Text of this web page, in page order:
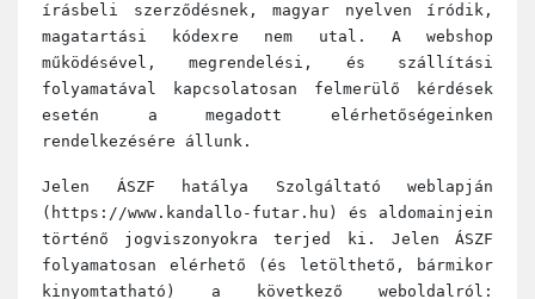
írásbeli szerződésnek, magyar nyelven íródik,
magatartási kódexre nem utal. A webshop
működésével, megrendelési, és szállítási
folyamatával kapcsolatosan felmerülő kérdések
esetén a megadott elérhetőségeinken
rendelkezésére állunk.
Jelen ÁSZF hatálya Szolgáltató weblapján
(https://www.kandallo-futar.hu) és aldomainjein
történő jogviszonyokra terjed ki. Jelen ÁSZF
folyamatosan elérhető (és letölthető, bármikor
kinyomtatható) a következő weboldalról: